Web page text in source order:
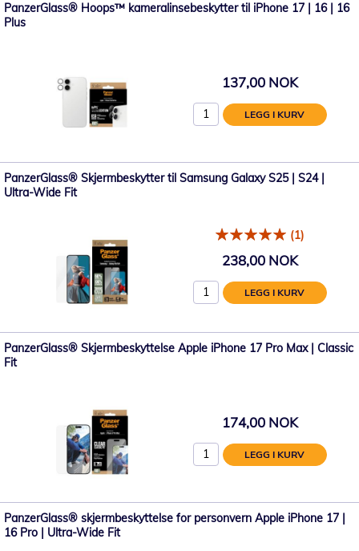
PanzerGlass® Hoops™ kameralinsebeskytter til iPhone 17 | 16 | 16
Plus
137,00 NOK
LEGG I KURV
PanzerGlass® Skjermbeskytter til Samsung Galaxy S25 | S24 |
Ultra-Wide Fit
(1)
238,00 NOK
LEGG I KURV
PanzerGlass® Skjermbeskyttelse Apple iPhone 17 Pro Max | Classic
Fit
174,00 NOK
LEGG I KURV
PanzerGlass® skjermbeskyttelse for personvern Apple iPhone 17 |
16 Pro | Ultra-Wide Fit